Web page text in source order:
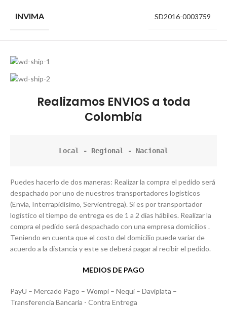
INVIMA SD2016-0003759
Realizamos ENVIOS a toda
Colombia
Local - Regional - Nacional
Puedes hacerlo de dos maneras: Realizar la compra el pedido será
despachado por uno de nuestros transportadores logísticos
(Envía, Interrapidisimo, Servientrega). Si es por transportador
logístico el tiempo de entrega es de 1 a 2 días hábiles. Realizar la
compra el pedido será despachado con una empresa domicilios .
Teniendo en cuenta que el costo del domicilio puede variar de
acuerdo a la distancia y este se deberá pagar al recibir el pedido.
MEDIOS DE PAGO
PayU – Mercado Pago – Wompi – Nequi – Daviplata –
Transferencia Bancaria - Contra Entrega